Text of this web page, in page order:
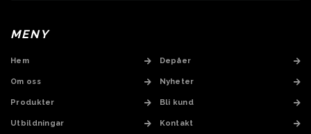
MENY
Hem
Om oss
Produkter
Utbildningar
Depåer
Nyheter
Bli kund
Kontakt